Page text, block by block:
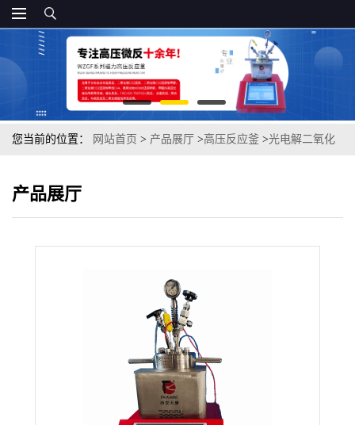
您当前的位置： 网站首页 > 产品展厅 >高压反应釜 >光电解二氧化
产品展厅